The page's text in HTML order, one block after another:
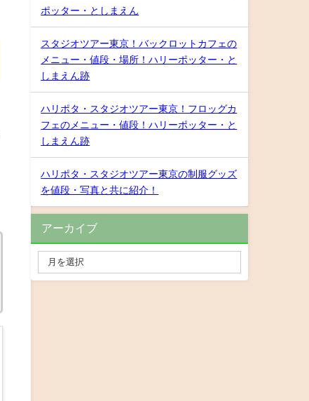
ポッター・としまえん
スタジオツアー東京！バックロットカフェの
メニュー・値段・場所！ハリーポッター・と
しまえん跡
ハリポタ・スタジオツアー東京！フロッグカ
フェのメニュー・値段！ハリーポッター・と
しまえん跡
ハリポタ・スタジオツアー東京の制服グッズ
を値段・写真と共に紹介！
アーカイブ